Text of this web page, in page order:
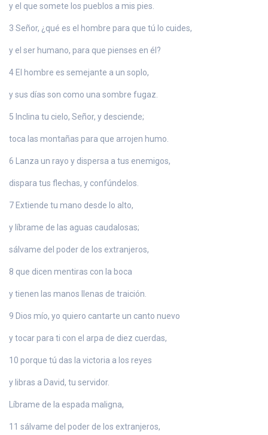
y el que somete los pueblos a mis pies.
3 Señor, ¿qué es el hombre para que tú lo cuides,
y el ser humano, para que pienses en él?
4 El hombre es semejante a un soplo,
y sus días son como una sombre fugaz.
5 Inclina tu cielo, Señor, y desciende;
toca las montañas para que arrojen humo.
6 Lanza un rayo y dispersa a tus enemigos,
dispara tus flechas, y confúndelos.
7 Extiende tu mano desde lo alto,
y líbrame de las aguas caudalosas;
sálvame del poder de los extranjeros,
8 que dicen mentiras con la boca
y tienen las manos llenas de traición.
9 Dios mío, yo quiero cantarte un canto nuevo
y tocar para ti con el arpa de diez cuerdas,
10 porque tú das la victoria a los reyes
y libras a David, tu servidor.
Líbrame de la espada maligna,
11 sálvame del poder de los extranjeros,